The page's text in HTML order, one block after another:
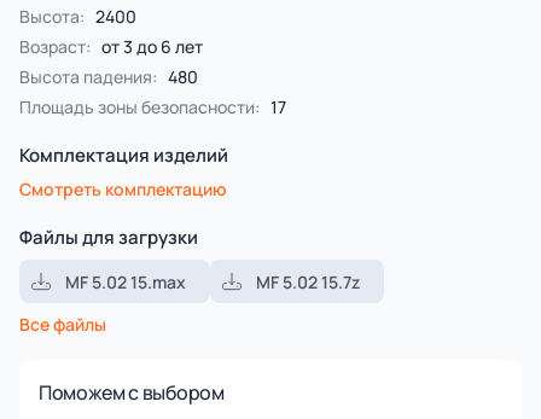
Высота: 2400
Возраст: от 3 до 6 лет
Высота падения: 480
Площадь зоны безопасности: 17
Комплектация изделий
Смотреть комплектацию
Файлы для загрузки
MF 5.02 15.max
MF 5.02 15.7z
Все файлы
Поможем с выбором